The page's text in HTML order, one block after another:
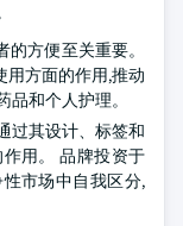
方便至关重要。
用方面的作用,推动
和个人护理。
过其设计、标签和
用。 品牌投资于
市场中自我区分,